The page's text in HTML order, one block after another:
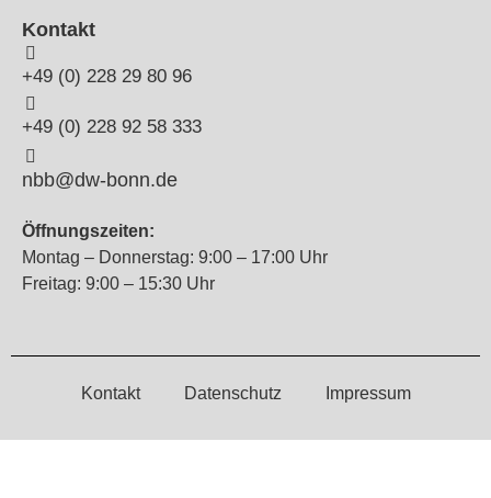
+49 (0) 228 29 80 96
+49 (0) 228 92 58 333
nbb@dw-bonn.de
Öffnungszeiten:
Freitag: 9:00 – 15:30 Uhr
Kontakt Datenschutz Impressum